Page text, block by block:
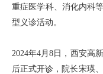
重症医学科、消化内科
型义诊活动。
2024年4月8日，西安高
后正式开诊，院长宋瑛